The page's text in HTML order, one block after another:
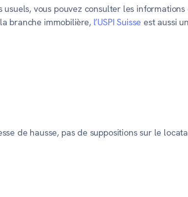
vous pouvez consulter les informations
branche immobilière, l’USPI Suisse est aussi
de hausse, pas de suppositions sur le